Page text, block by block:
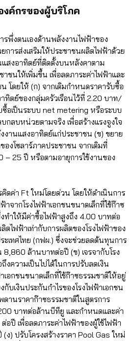
ค์กรของผู้บริโภค
รพึ่งตนเองด้านพลังงานไฟฟ้าของ
การส่งเสริมให้ประชาชนผลิตไฟฟ้าด้วย
สงอาทิตย์ที่ติดตั้งบนหลังคาตาม
าชนให้เพิ่มขึ้น เพื่อลดภาระค่าไฟฟ้าและ
โดยให้ (ก) จากเดิมกำหนดราคารับซื้อ
ทิตย์ของกลุ่มครัวเรือนไว้ที่ 2.20 บาท/
อเป็นระบบ net metering หรือระบบ
กลบหน่วยตามจริง เพื่อสร้างแรงจูงใจ
งานแสงอาทิตย์แก่ประชาชน (ข) ขยาย
องโซลาร์ภาคประชาชน จากเดิมที่
– 25 ปี หรือตามอายุการใช้งานของ
ดค่า Ft ใหม่โดยด่วน โดยให้ดำเนินการ
จากโรงไฟฟ้าเอกชนขนาดเล็กที่ใช้ก๊าซ
งทำให้มีค่าซื้อไฟฟ้าสูงถึง 4.00 บาทต่อ
ไฟฟ้าเท่ากับการผลิตของโรงไฟฟ้าของ
ะเทศไทย (กฟผ.) ซึ่งจะช่วยลดต้นทุนการ
ล้านบาทต่อปี (ข) เจรจากับโรง
งความเป็นไปได้ในการปรับลดเงิน
เอกชนขนาดเล็กที่ใช้ก๊าซธรรมชาติให้อยู่
กับเงินประกันกำไรของโรงไฟฟ้าเอกชน
านราคาก๊าซธรรมชาติในสูตรการ
บาทต่อล้านบีทียู และกำหนดและค่า
อปี เพื่อลดภาระค่าไฟฟ้าของผู้ใช้ไฟฟ้า
ง) ปรับโครงสร้างราคา Pool Gas ใหม่